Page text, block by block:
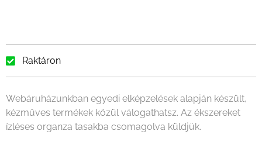
Raktáron
Webáruházunkban egyedi elképzelések alapján készült,
kézműves termékek közül válogathatsz. Az ékszereket
ízléses organza tasakba csomagolva küldjük.